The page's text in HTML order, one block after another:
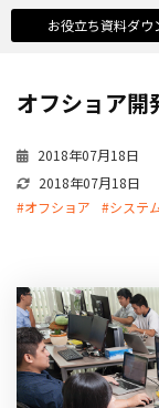
選ばれる理由
課題解決例
機能一覧
外部サービス連携
製品
特長
お役立ち資料ダウ
オフショア開
2018年07月18日
2018年07月18日
#オフショア
#システ